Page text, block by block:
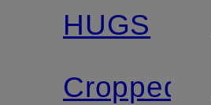
HUGS
Cropped-